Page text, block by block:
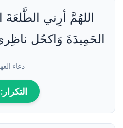
اللهُمَّ أرِني
الحَمِيدَةَ وَاكحُل
دعاء
التكرار: